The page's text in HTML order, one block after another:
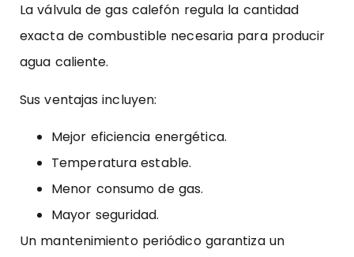
La válvula de gas calefón regula la cantidad
exacta de combustible necesaria para producir
agua caliente.
Sus ventajas incluyen:
Mejor eficiencia energética.
Temperatura estable.
Menor consumo de gas.
Mayor seguridad.
Un mantenimiento periódico garantiza un